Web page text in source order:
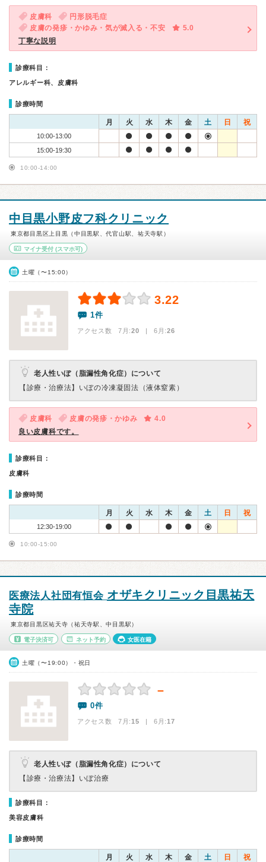
皮膚科
円形脱毛症
皮膚の発疹・かゆみ・気が滅入る・不安
5.0
丁寧な説明
診療科目：
アレルギー科、皮膚科
診療時間
月 火 水 木 金 土 日 祝
10:00-13:00
15:00-19:30
10:00-14:00
中目黒小野皮フ科クリニック
東京都目黒区上目黒（中目黒駅、代官山駅、祐天寺駅）
マイナ受付 (スマホ可)
土曜（〜15:00）
3.22
1件
アクセス数 7月:20 | 6月:26
老人性いぼ（脂漏性角化症）について
【診療・治療法】 いぼの冷凍凝固法（液体窒素）
皮膚科 皮膚の発疹・かゆみ
4.0
良い皮膚科です。
診療科目：
皮膚科
診療時間
月 火 水 木 金 土 日 祝
12:30-19:00
10:00-15:00
医療法人社団有恒会 オザキクリニック目黒祐天
寺院
東京都目黒区祐天寺（祐天寺駅、中目黒駅）
電子決済可 ネット予約 女医在籍
土曜（〜19:00）・祝日
－
0件
アクセス数 7月:15 | 6月:17
老人性いぼ（脂漏性角化症）について
【診療・治療法】 いぼ治療
診療科目：
美容皮膚科
診療時間
月 火 水 木 金 土 日 祝